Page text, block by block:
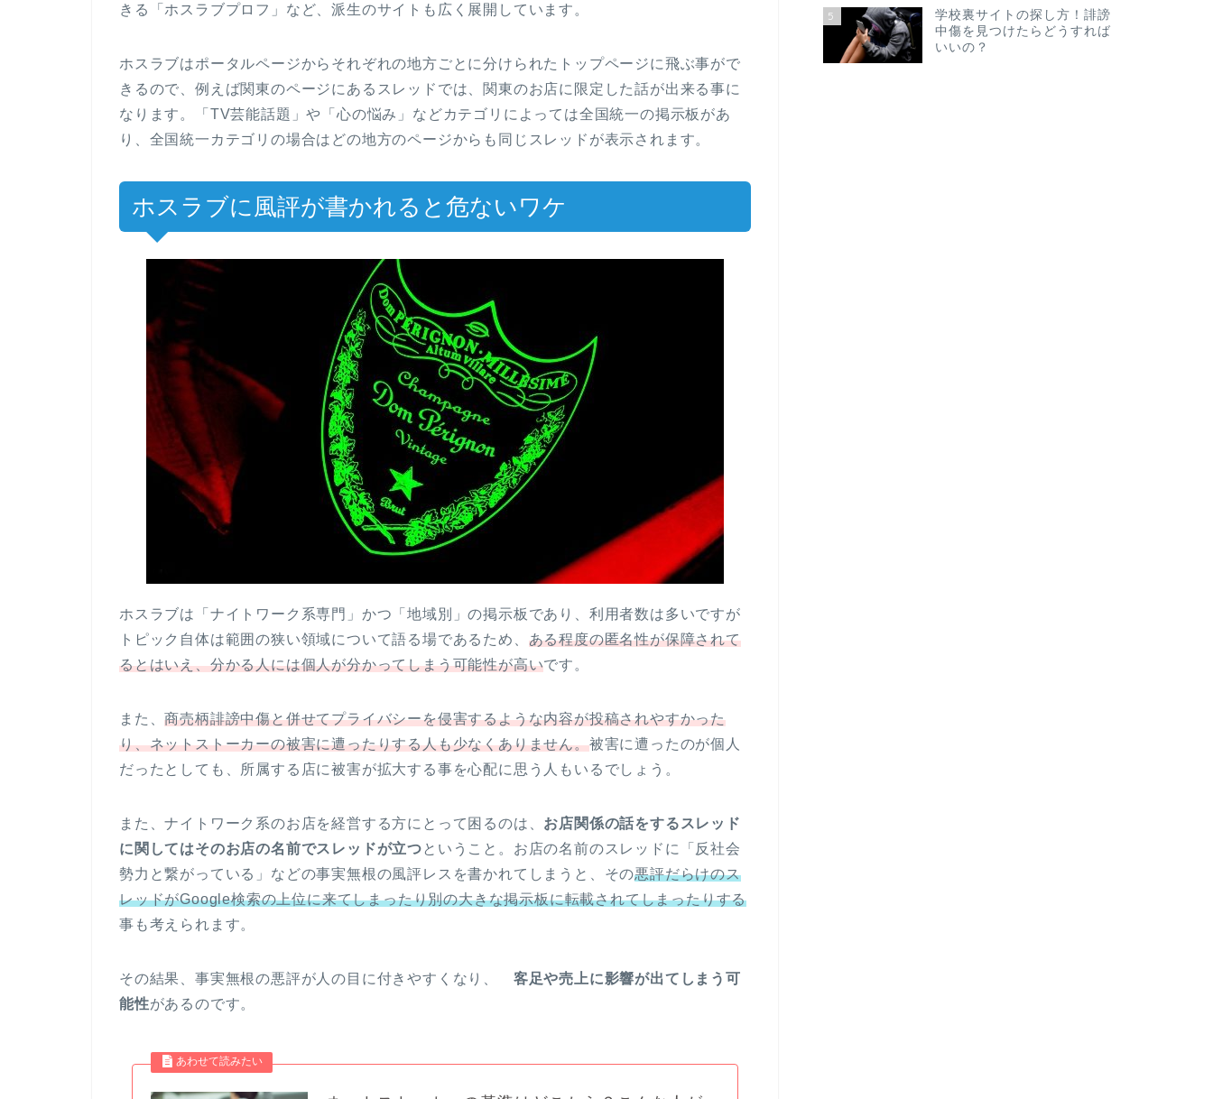
きる「ホスラブプロフ」など、派生のサイトも広く展開しています。
ホスラブはポータルページからそれぞれの地方ごとに分けられたトップページに飛ぶ事がで
きるので、例えば関東のページにあるスレッドでは、関東のお店に限定した話が出来る事に
なります。「TV芸能話題」や「心の悩み」などカテゴリによっては全国統一の掲示板があ
り、全国統一カテゴリの場合はどの地方のページからも同じスレッドが表示されます。
ホスラブに風評が書かれると危ないワケ
ホスラブは「ナイトワーク系専門」かつ「地域別」の掲示板であり、利用者数は多いですが
トピック自体は範囲の狭い領域について語る場であるため、 ある程度の匿名性が保障されて
るとはいえ、分かる人には個人が分かってしまう可能性が高いです。
また、商売柄誹謗中傷と併せてプライバシーを侵害するような内容が投稿されやすかった
り、ネットストーカーの被害に遭ったりする人も少なくありません。被害に遭ったのが個人
だったとしても、所属する店に被害が拡大する事を心配に思う人もいるでしょう。
また、ナイトワーク系のお店を経営する方にとって困るのは、 お店関係の話をするスレッド
に関してはそのお店の名前でスレッドが立つ ということ。お店の名前のスレッドに「反社会
勢力と繋がっている」などの事実無根の風評レスを書かれてしまうと、その悪評だらけのス
レッドがGoogle検索の上位に来てしまったり別の大きな掲示板に転載されてしまったりする
事も考えられます。
その結果、事実無根の悪評が人の目に付きやすくなり、 客足や売上に影響が出てしまう可
能性があるのです。
5
学校裏サイトの探し方！誹謗
中傷を見つけたらどうすれば
いいの？